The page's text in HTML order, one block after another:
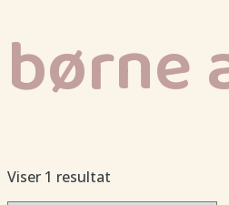
børne
Viser 1 resultat